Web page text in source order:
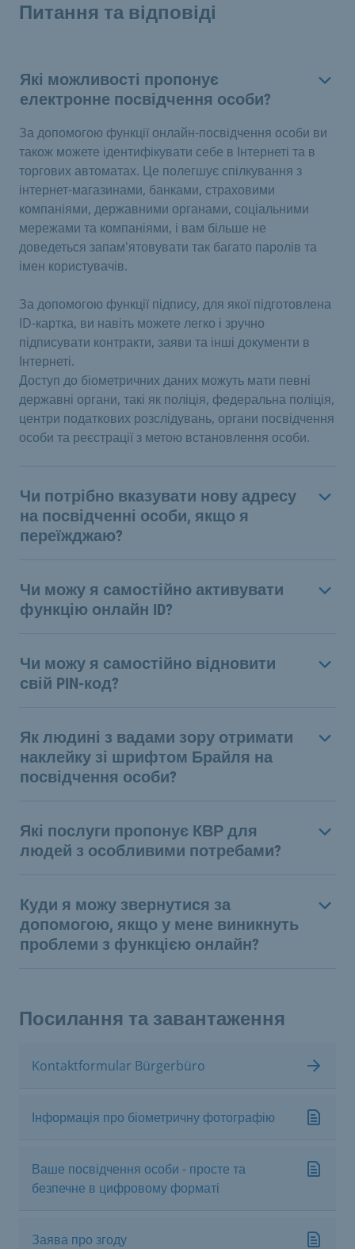
Питання та відповіді
Які можливості пропонує
електронне посвідчення особи?
За допомогою функції онлайн-посвідчення особи ви
також можете ідентифікувати себе в Інтернеті та в
торгових автоматах. Це полегшує спілкування з
інтернет-магазинами, банками, страховими
компаніями, державними органами, соціальними
мережами та компаніями, і вам більше не
доведеться запам'ятовувати так багато паролів та
імен користувачів.
За допомогою функції підпису, для якої підготовлена
ID-картка, ви навіть можете легко і зручно
підписувати контракти, заяви та інші документи в
Інтернеті.
Доступ до біометричних даних можуть мати певні
державні органи, такі як поліція, федеральна поліція,
центри податкових розслідувань, органи посвідчення
особи та реєстрації з метою встановлення особи.
Чи потрібно вказувати нову адресу
на посвідченні особи, якщо я
переїжджаю?
Чи можу я самостійно активувати
функцію онлайн ID?
Чи можу я самостійно відновити
свій PIN-код?
Як людині з вадами зору отримати
наклейку зі шрифтом Брайля на
посвідчення особи?
Які послуги пропонує КВР для
людей з особливими потребами?
Куди я можу звернутися за
допомогою, якщо у мене виникнуть
проблеми з функцією онлайн?
Посилання та завантаження
Kontaktformular Bürgerbüro
Інформація про біометричну фотографію
Ваше посвідчення особи - просте та
безпечне в цифровому форматі
Заява про згоду